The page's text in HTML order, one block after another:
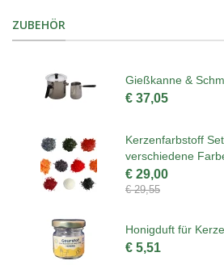
ZUBEHÖR
Gießkanne &
€ 37,05
Kerzenfarbstoff
verschiedene
€ 29,00
€ 29,55
Honigduft für
€ 5,51